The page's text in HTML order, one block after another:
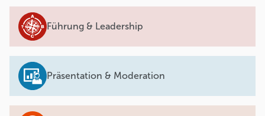
Führung & Leadership
Präsentation & Moderation